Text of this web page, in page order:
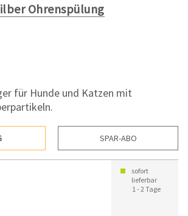
Ohrenspülung
für Hunde und Katzen mit
SPAR-ABO
sofort
lieferbar
1 - 2 Tage